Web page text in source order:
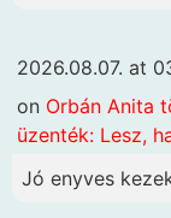
2026.08.07. at
on Orbán Anita
üzenték: Lesz,
Jó enyves